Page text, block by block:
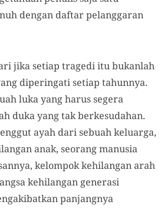
dengan daftar pelanggaran
jika setiap tragedi itu bukanlah
diperingati setiap tahunnya.
luka yang harus segera
duka yang tak berkesudahan.
ayah dari sebuah keluarga,
anak, seorang manusia
kelompok kehilangan arah
kehilangan generasi
panjangnya